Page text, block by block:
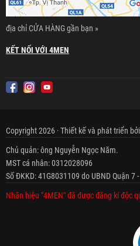
địa chỉ CỬA HÀNG gần bạn »
KẾT NỐI VỚI 4MEN
Copyright 2026 · Thiết kế và phát triển bởi
Chủ quản: ông Nguyễn Ngọc Năm.
MST cá nhân: 0312028096
Số ĐKKD: 41G8031109 do UBND Quận
Nhãn hiệu "4MEN" đã được đăng kí độc